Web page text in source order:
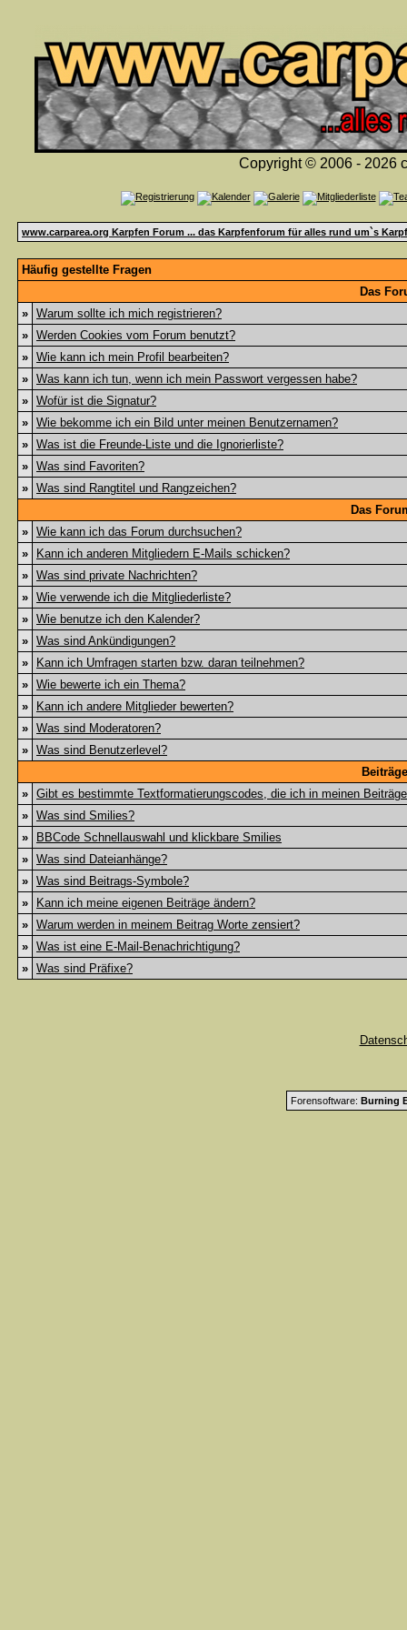
Copyright © 2006 - 2026
www.carparea.org Karpfen Forum ... das Karpfenforum für alles rund um`s
Häufig gestellte Fragen
Das
» Warum sollte ich mich registrieren?
» Werden Cookies vom Forum benutzt?
» Wie kann ich mein Profil bearbeiten?
» Was kann ich tun, wenn ich mein Passwort vergessen habe?
» Wofür ist die Signatur?
» Wie bekomme ich ein Bild unter meinen Benutzernamen?
» Was ist die Freunde-Liste und die Ignorierliste?
» Was sind Favoriten?
» Was sind Rangtitel und Rangzeichen?
Das
» Wie kann ich das Forum durchsuchen?
»
Kann ich anderen Mitgliedern E-Mails schicken?
» Was sind private Nachrichten?
» Wie verwende ich die Mitgliederliste?
» Wie benutze ich den Kalender?
» Was sind Ankündigungen?
»
Kann ich Umfragen starten bzw. daran teilnehmen?
» Wie bewerte ich ein Thema?
»
Kann ich andere Mitglieder bewerten?
» Was sind Moderatoren?
» Was sind Benutzerlevel?
» Gibt es bestimmte Textformatierungscodes, die ich in meinen
» Was sind Smilies?
»
BBCode Schnellauswahl und klickbare Smilies
» Was sind Dateianhänge?
» Was sind Beitrags-Symbole?
»
Kann ich meine eigenen Beiträge ändern?
» Warum werden in meinem Beitrag Worte zensiert?
» Was ist eine E-Mail-Benachrichtigung?
» Was sind Präfixe?
Forensoftware: Burning